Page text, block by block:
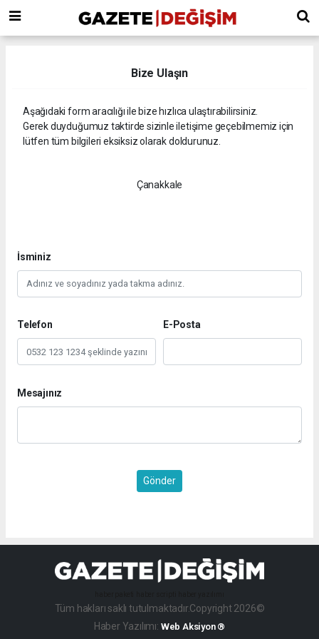
Bize Ulaşın
Aşağıdaki form aracılığı ile bize hızlıca ulaştırabilirsiniz.
Gerek duyduğumuz taktirde sizinle iletişime geçebilmemiz için
lütfen tüm bilgileri eksiksiz olarak doldurunuz.
Çanakkale
İsminiz
Telefon E-Posta
Mesajınız
Gönder
Tüm hakları saklı tutulmaktadır.Copyright 2026©
Haber Yazılımı: Web Aksiyon ®